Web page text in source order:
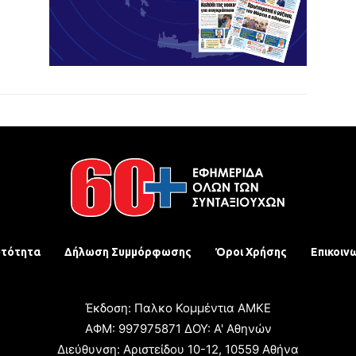
Δήλωση Συμμόρφωσης Όροι Χρήσης
Έκδοση: Παλκο Κομμέντια ΑΜΚΕ
ΑΦΜ: 997975871 ΔΟΥ: Α' Αθηνών
Διεύθυνση: Αριστείδου 10-12, 10559 Αθήνα